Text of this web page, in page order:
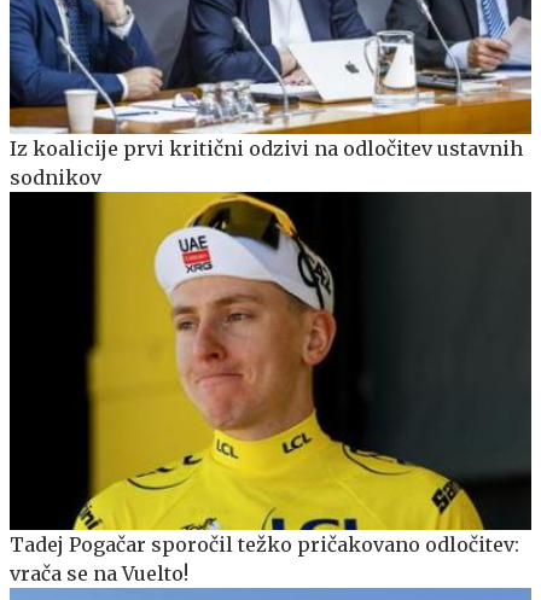
Iz koalicije prvi kritični odzivi na odločitev ustavnih
sodnikov
Tadej Pogačar sporočil težko pričakovano odločitev:
vrača se na Vuelto!